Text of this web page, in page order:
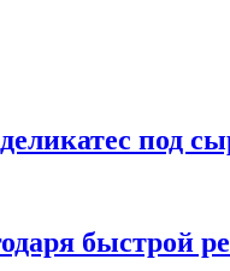
под
быстрой